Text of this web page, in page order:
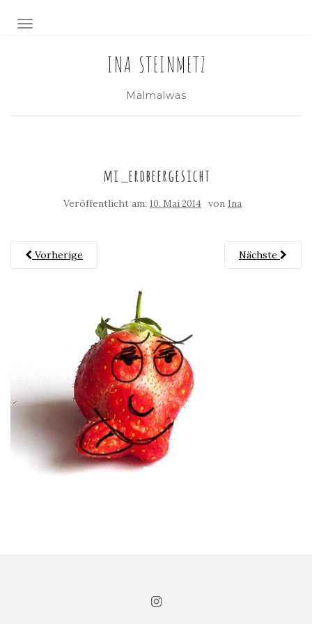
NAVIGATION EIN-/AUSSCHALTEN
INA STEINMETZ
Malmalwas
mi_erdbeergesicht
Veröffentlicht am: 10. Mai 2014 von Ina
Vorherige Nächste